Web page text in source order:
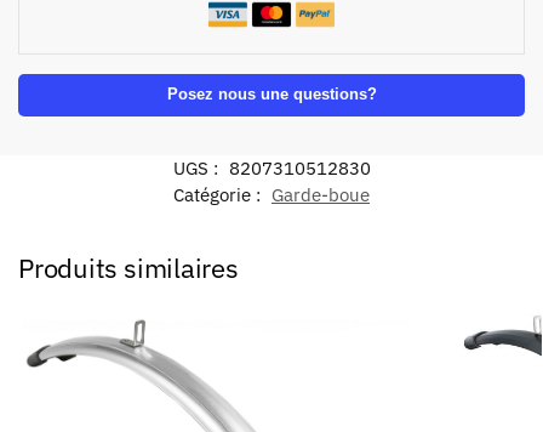
Posez nous une questions?
UGS : 8207310512830
Catégorie : Garde-boue
Produits similaires